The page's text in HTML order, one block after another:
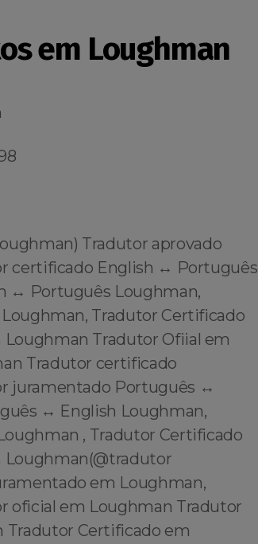
em Loughman
Tradutor aprovado
certificado English ↔️ Português
↔️ Português Loughman,
Tradutor Certificado
Tradutor Ofiial em
Tradutor certificado
juramentado Português ↔️
↔️ English Loughman,
, Tradutor Certificado
em Loughman,
oficial em Loughman Tradutor
Certificado em